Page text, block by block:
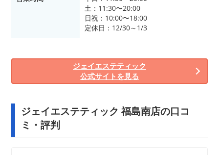
土：11:30〜20:00
日祝：10:00〜18:00
定休日：12/30～1/3
ジェイエステティック
公式サイトを見る
ジェイエステティック 福島南店の口コ
ミ・評判